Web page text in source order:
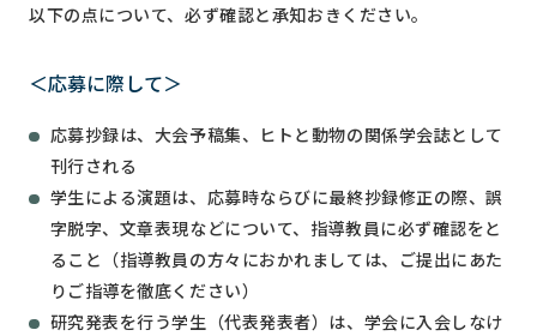
以下の点について、必ず確認と承知おきください。
＜応募に際して＞
応募抄録は、大会予稿集、ヒトと動物の関係学会誌として
刊行される
学生による演題は、応募時ならびに最終抄録修正の際、誤
字脱字、文章表現などについて、指導教員に必ず確認をと
ること（指導教員の方々におかれましては、ご提出にあた
りご指導を徹底ください）
研究発表を行う学生（代表発表者）は、学会に入会しなけ